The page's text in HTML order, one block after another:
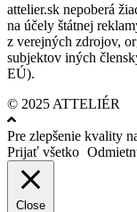
attelier.sk nepoberá
na účely štátnej
z verejných zdrojov,
subjektov iných
EÚ).
© 2025 ATTELIÉR
Pre zlepšenie kvality
Prijať všetko
Close